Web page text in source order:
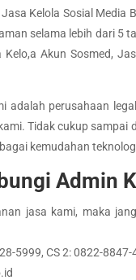
Kelola Sosial
selama lebih dari
Akun Sosmed,
adalah perusahaan
Tidak cukup
kemudahan
Admin
jasa kami, maka
5999, CS 2: 0822-